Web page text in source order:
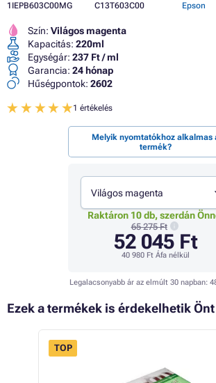
1IEPB603C00MG
C13T603C00
Epson
Szín: Világos magenta
Kapacitás: 220ml
Egységár: 237 Ft / ml
Garancia: 24 hónap
Hűségpontok: 2602
1 értékelés
Melyik nyomtatókhoz alkalmas
termék?
Világos magenta
Raktáron 10 db, szerdán
65 275 Ft
52 045 Ft
40 980 Ft Áfa nélkül
Legalacsonyabb ár az elmúlt 30 napban:
Ezek a termékek is érdekelhetik Önt
TOP